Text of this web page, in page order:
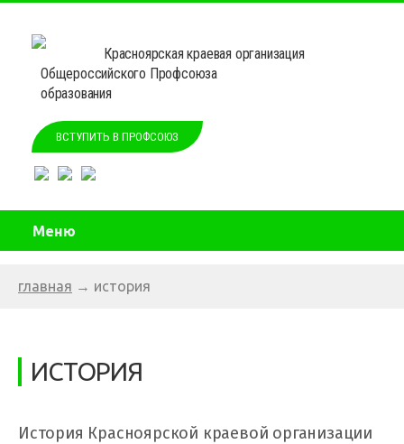
Красноярская краевая организация
Общероссийского Профсоюза
образования
ВСТУПИТЬ В ПРОФСОЮЗ
Меню
главная → история
ИСТОРИЯ
История Красноярской краевой организации